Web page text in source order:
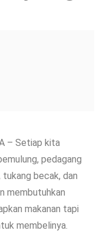
– Setiap kita
pedagang
tukang becak, dan
membutuhkan
makanan tapi
membelinya.